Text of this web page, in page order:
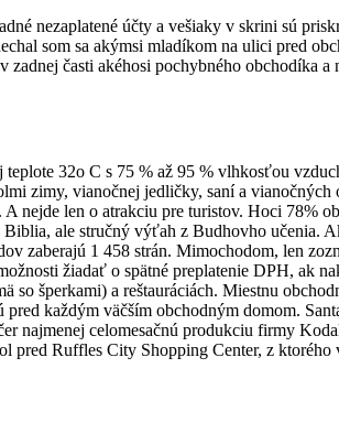
nezaplatené účty a vešiaky v skrini sú
som sa akýmsi mladíkom na ulici pred
časti akéhosi pochybného obchodíka
32o C s 75 % až 95 % vlhkosťou
zimy, vianočnej jedličky, saní a
nejde len o atrakciu pre turistov. Hoci 78%
ale stručný výťah z Budhovho učenia.
zaberajú 1 458 strán. Mimochodom, len
žiadať o spätné preplatenie DPH, ak
šperkami) a reštauráciách. Miestnu
každým väčším obchodným domom.
celomesačnú produkciu firmy
pred Ruffles City Shopping Center, z